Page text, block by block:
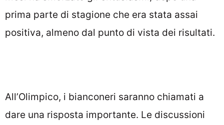
prima parte di stagione che era stata assai
positiva, almeno dal punto di vista dei risultati.
All’Olimpico, i bianconeri saranno chiamati a
dare una risposta importante. Le discussioni